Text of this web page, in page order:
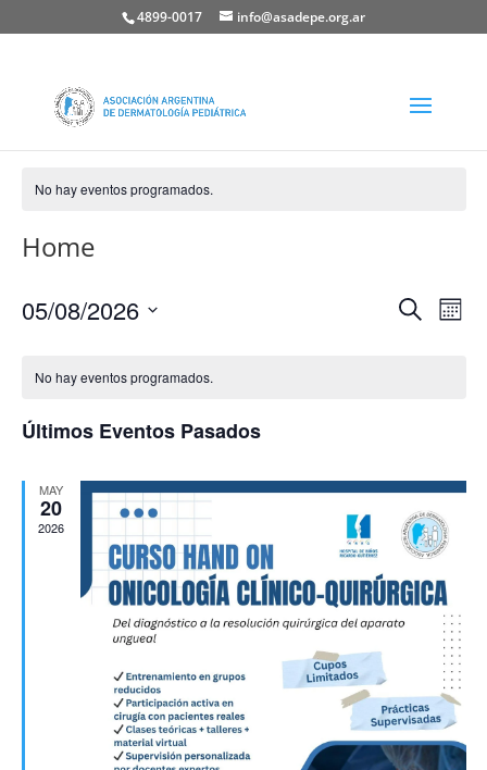
4899-0017 info@asadepe.org.ar
No hay eventos programados.
Home
Buscar
de
Mes
05/08/2026
No hay eventos programados.
Últimos Eventos Pasados
MAY
20
2026